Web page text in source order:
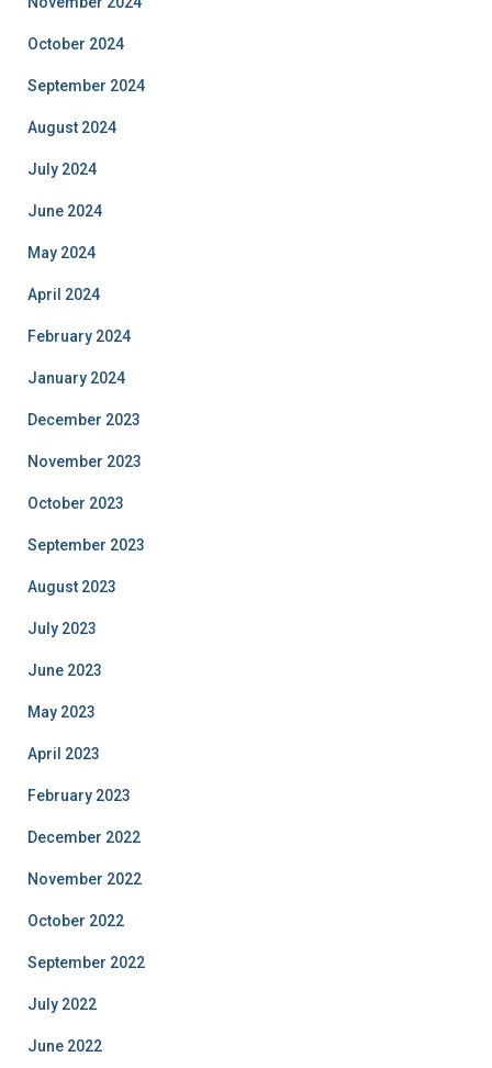
October 2024
September 2024
August 2024
July 2024
June 2024
May 2024
April 2024
February 2024
January 2024
December 2023
November 2023
October 2023
September 2023
August 2023
July 2023
June 2023
May 2023
April 2023
February 2023
December 2022
November 2022
October 2022
September 2022
July 2022
June 2022